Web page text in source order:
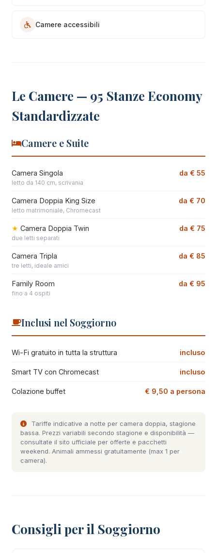
Camere accessibili
Le Camere — 95 Stanze Economy
Standardizzate
Camere e Suite
Camera Singola
letto da 140 cm, scrivania
da € 55
Camera Doppia King Size
letto matrimoniale, Chromecast
da € 70
Camera Doppia Twin
due letti separati
da € 75
Camera Tripla
tre letti, ideale amici
da € 85
Family Room
fino a 4 ospiti
da € 95
Inclusi nel Soggiorno
Wi-Fi gratuito in tutta la struttura incluso
Smart TV con Chromecast incluso
Colazione buffet € 9,50 a persona
Tariffe indicative a notte per camera doppia, stagione
bassa. Prezzi variabili secondo stagione e disponibilità —
consultate il sito ufficiale per offerte e pacchetti
weekend. Animali ammessi gratuitamente (max 1 per
camera).
Consigli per il Soggiorno